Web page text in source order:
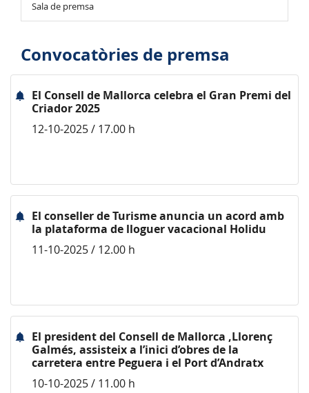
Sala de premsa
Convocatòries de premsa
El Consell de Mallorca celebra el Gran Premi del
Criador 2025
12-10-2025 / 17.00 h
El conseller de Turisme anuncia un acord amb
la plataforma de lloguer vacacional Holidu
11-10-2025 / 12.00 h
El president del Consell de Mallorca ,Llorenç
Galmés, assisteix a l’inici d’obres de la
carretera entre Peguera i el Port d’Andratx
10-10-2025 / 11.00 h